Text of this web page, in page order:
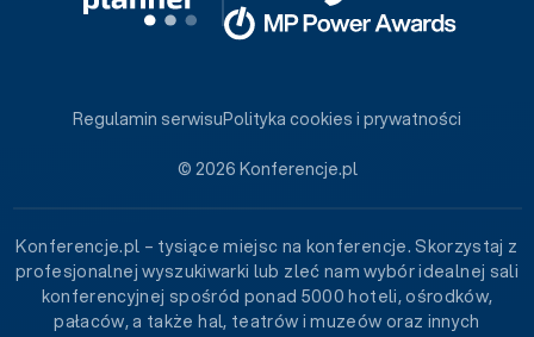
© 2026 Konferencje.pl
Regulamin serwisuPolityka cookies i prywatności
Konferencje.pl – tysiące miejsc na konferencje. Skorzystaj z
profesjonalnej wyszukiwarki lub zleć nam wybór idealnej sali
konferencyjnej spośród ponad 5000 hoteli, ośrodków,
pałaców, a także hal, teatrów i muzeów oraz innych